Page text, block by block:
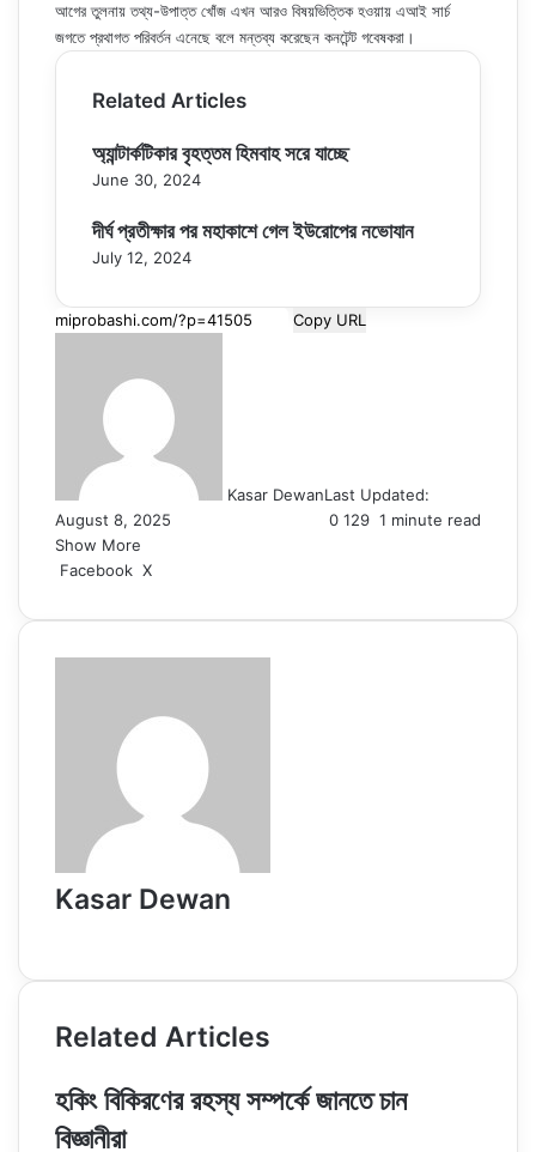
আগের তুলনায় তথ্য-উপাত্ত খোঁজ এখন আরও বিষয়ভিত্তিক হওয়ায় এআই সার্চ
জগতে প্রথাগত পরিবর্তন এনেছে বলে মন্তব্য করেছেন কনটেন্ট গবেষকরা।
Related Articles
অ্যান্টার্কটিকার বৃহত্তম হিমবাহ সরে যাচ্ছে
June 30, 2024
দীর্ঘ প্রতীক্ষার পর মহাকাশে গেল ইউরোপের নভোযান
July 12, 2024
Copy URL
Kasar DewanLast Updated:
August 8, 2025
0 129 1 minute read
Show More
Facebook X
Email
Kasar Dewan
Related Articles
হকিং বিকিরণের রহস্য সম্পর্কে জানতে চান
বিজ্ঞানীরা